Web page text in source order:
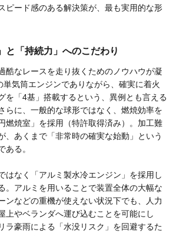
ピード感のある解決策が、最も実用的な形
と「持続力」へのこだわり
なレースを走り抜くためのノウハウが凝
気筒エンジンでありながら、確実に着火
を「4基」搭載するという、異例とも言える
らに、一般的な球形ではなく、燃焼効率を
燃焼室」を採用（特許取得済み）。加工難
、あくまで「非常時の確実な始動」という
ある。
なく「アルミ製水冷エンジン」を採用し
。アルミを用いることで装置全体の大幅な
ンなどの重機が使えない状況下でも、人力
上やベランダへ運び込むことを可能にし
ラ豪雨による「水没リスク」を回避するた